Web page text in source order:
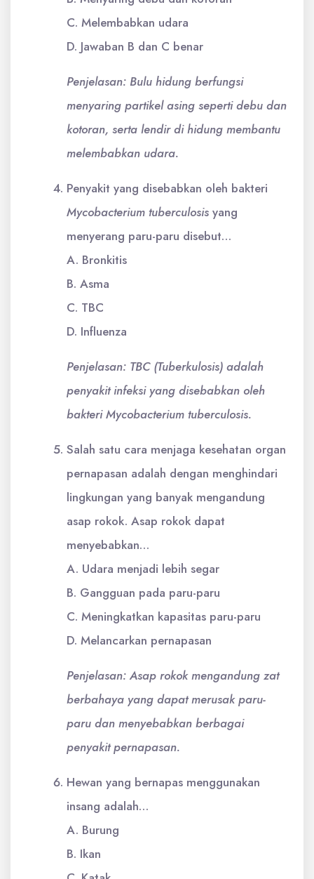
C. Melembabkan udara
D. Jawaban B dan C benar
Penjelasan: Bulu hidung berfungsi
menyaring partikel asing seperti debu dan
kotoran, serta lendir di hidung membantu
melembabkan udara.
Penyakit yang disebabkan oleh bakteri
Mycobacterium tuberculosis yang
menyerang paru-paru disebut…
A. Bronkitis
B. Asma
C. TBC
D. Influenza
Penjelasan: TBC (Tuberkulosis) adalah
penyakit infeksi yang disebabkan oleh
bakteri Mycobacterium tuberculosis.
Salah satu cara menjaga kesehatan organ
pernapasan adalah dengan menghindari
lingkungan yang banyak mengandung
asap rokok. Asap rokok dapat
menyebabkan…
A. Udara menjadi lebih segar
B. Gangguan pada paru-paru
C. Meningkatkan kapasitas paru-paru
D. Melancarkan pernapasan
Penjelasan: Asap rokok mengandung zat
berbahaya yang dapat merusak paru-
paru dan menyebabkan berbagai
penyakit pernapasan.
Hewan yang bernapas menggunakan
insang adalah…
A. Burung
B. Ikan